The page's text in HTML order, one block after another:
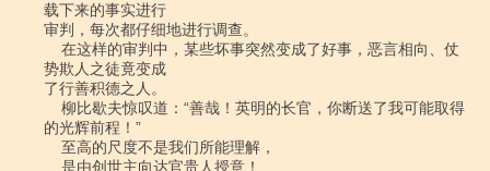
载下来的事实进行
审判，每次都仔细地进行调查。
势欺人之徒竟变成
了行善积德之人。
的光辉前程！”